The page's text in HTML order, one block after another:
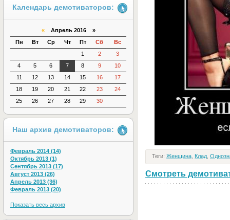
Теги: Женщина Клад
Смотреть
Календарь демотиваторов:
«Апрель 2016 »
Пн
Вт Ср Чт Пт Сб
Вс
1
2
3
4
5 6 7 8 9
10
11
12 13 14 15 16
17
18
19 20 21 22 23
24
25
26 27 28 29 30
Наш архив демотиваторов:
Февраль 2014 (14)
Октябрь 2013 (1)
Сентябрь 2013 (17)
Август 2013 (26)
Апрель 2013 (36)
Февраль 2013 (20)
Показать весь архив